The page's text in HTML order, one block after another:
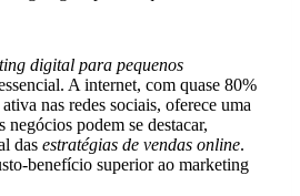
digital para pequenos
A internet, com quase 80%
nas redes sociais, oferece uma
negócios podem se destacar,
das estratégias de vendas online.
benefício superior ao marketing